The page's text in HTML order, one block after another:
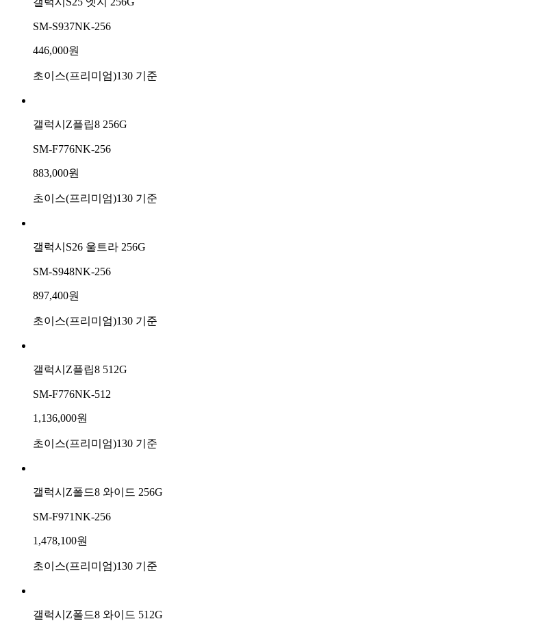
SM-S937NK-256
446,000원
초이스(프리미엄)130 기준
갤럭시Z플립8 256G
SM-F776NK-256
883,000원
초이스(프리미엄)130 기준
갤럭시S26 울트라 256G
SM-S948NK-256
897,400원
초이스(프리미엄)130 기준
갤럭시Z플립8 512G
SM-F776NK-512
1,136,000원
초이스(프리미엄)130 기준
갤럭시Z폴드8 와이드 256G
SM-F971NK-256
1,478,100원
초이스(프리미엄)130 기준
갤럭시Z폴드8 와이드 512G